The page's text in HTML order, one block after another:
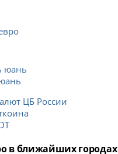
юань
ЦБ России
в ближайших городах